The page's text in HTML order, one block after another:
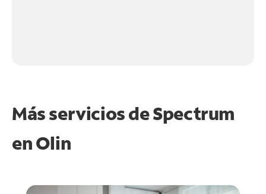
Más servicios de Spectrum
enOlin